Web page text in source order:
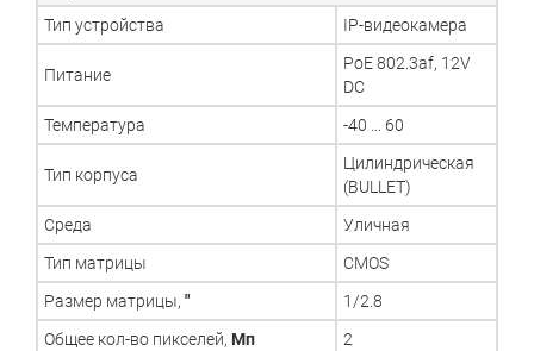
Тип устройства
IP-видеокамера
Питание
PoE 802.3af, 12V
DC
Температура
-40 ... 60
Тип корпуса
Цилиндрическая
(BULLET)
Среда
Уличная
Тип матрицы
CMOS
Размер матрицы, "
1/2.8
Общее кол-во пикселей, Мп
2